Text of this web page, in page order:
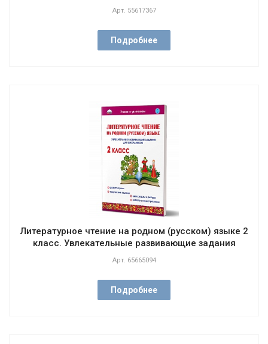
Арт. 55617367
Подробнее
Литературное чтение на родном (русском) языке 2
класс. Увлекательные развивающие задания
Арт. 65665094
Подробнее